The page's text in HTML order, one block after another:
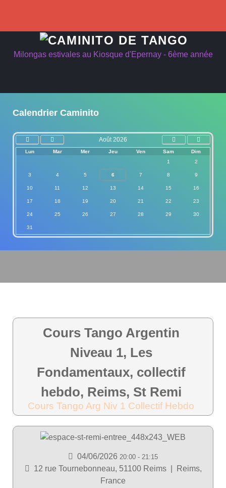
Milongas estivales au Kiosque d'Epernay - 6ème année
Calendrier Caminito
Août 2026
Lun Mar Mer Jeu Ven Sam
Dim
1
2
3 4 5 6 7 8 9
10 11 12 13 14 15 16
17 18 19 20 21 22 23
24 25 26 27 28 29 30
31
Cours Tango Argentin
Niveau 1, Les
Fondamentaux, collectif
hebdo, Reims, St Remi
Cours Tango Arg Niv 1 Collectif Hebdo
04/06/2026 20:00 - 21:15
12 rue Tournebonneau, 51100 Reims
Reims,
France